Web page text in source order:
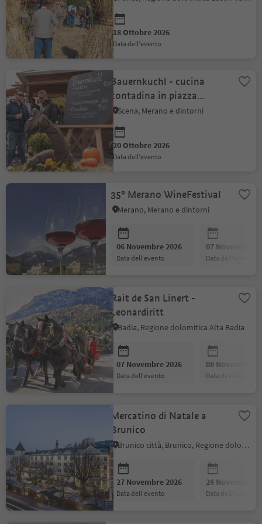
18 Ottobre 2026
data dell'evento
Bauernkuchl - cucina
contadina in piazza
Raiffeisen a Scena
Scena, Merano e dintorni
20 Ottobre 2026
data dell'evento
35° Merano WineFestival
Merano, Merano e dintorni
06 Novembre 2026
data dell'evento
07 Novembre
data dell'evento
Rait de San Linert -
Leonardiritt
Badia, Regione dolomitica Alta Badia
07 Novembre 2026
data dell'evento
08 Novembre
data dell'evento
Mercatino di Natale a
Brunico
Brunico città, Brunico, Regione dolomitica Plan de Corones
27 Novembre 2026
data dell'evento
28 Novembre
data dell'evento